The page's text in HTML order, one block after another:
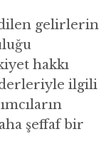
gelirlerin
hakkı
ilgili
şeffaf bir